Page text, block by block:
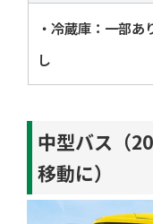
・冷蔵庫：一部あ
し
中型バス（
移動に）